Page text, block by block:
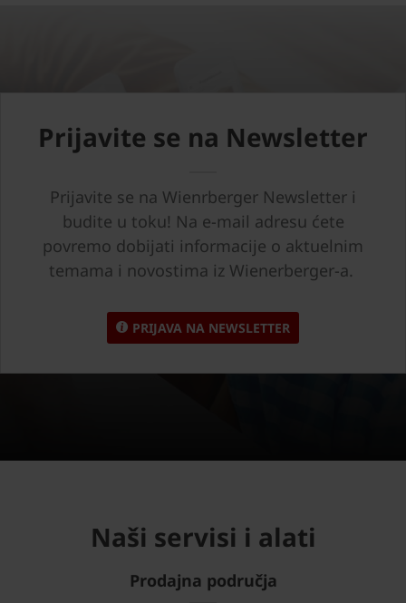
Prijavite se na Newsletter
Prijavite se na Wienrberger Newsletter i
budite u toku! Na e-mail adresu ćete
povremo dobijati informacije o aktuelnim
temama i novostima iz Wienerberger-a.
PRIJAVA NA NEWSLETTER
Naši servisi i alati
Prodajna područja